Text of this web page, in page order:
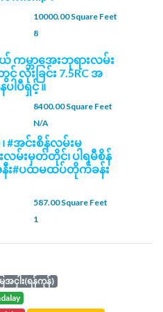
10000.00 Square Feet
8
ကမ္ဘာ​အေးဘုရားလမ်း
င် လုံးခြင်း 7.5RC အ
ပါပီရှင့် ။
8400.00 Square Feet
N/A
#အင်းစိန်လမ်းမ
လမ်းမှတ်တိုင်၊ ပါရမီစိန်
း#ပထမထပ်တိုက်ခန်း
587.00 Square Feet
1
ြေအငှါး(ရန်ကုန်)